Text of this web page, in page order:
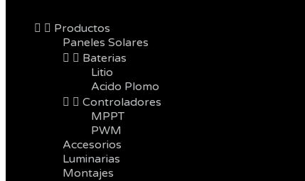
  Productos
Paneles Solares
  Baterias
Litio
Acido Plomo
  Controladores
MPPT
PWM
Accesorios
Luminarias
Montajes